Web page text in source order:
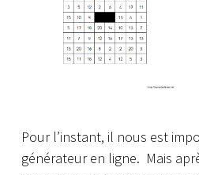
Pour l’instant, il nous est
générateur en ligne. Mais a